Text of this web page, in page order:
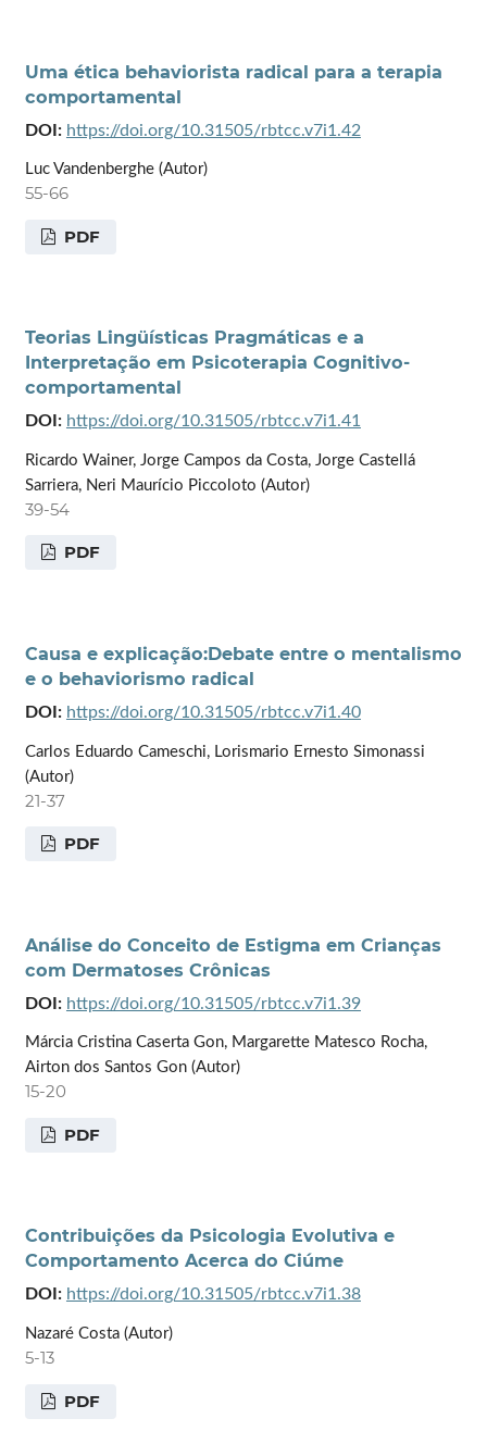
Uma ética behaviorista radical para a terapia
comportamental
DOI: https://doi.org/10.31505/rbtcc.v7i1.42
Luc Vandenberghe (Autor)
55-66
PDF
Teorias Lingüísticas Pragmáticas e a
Interpretação em Psicoterapia Cognitivo-
comportamental
DOI: https://doi.org/10.31505/rbtcc.v7i1.41
Ricardo Wainer, Jorge Campos da Costa, Jorge Castellá
Sarriera, Neri Maurício Piccoloto (Autor)
39-54
PDF
Causa e explicação:Debate entre o mentalismo
e o behaviorismo radical
DOI: https://doi.org/10.31505/rbtcc.v7i1.40
Carlos Eduardo Cameschi, Lorismario Ernesto Simonassi
(Autor)
21-37
PDF
Análise do Conceito de Estigma em Crianças
com Dermatoses Crônicas
DOI: https://doi.org/10.31505/rbtcc.v7i1.39
Márcia Cristina Caserta Gon, Margarette Matesco Rocha,
Airton dos Santos Gon (Autor)
15-20
PDF
Contribuições da Psicologia Evolutiva e
Comportamento Acerca do Ciúme
DOI: https://doi.org/10.31505/rbtcc.v7i1.38
Nazaré Costa (Autor)
5-13
PDF